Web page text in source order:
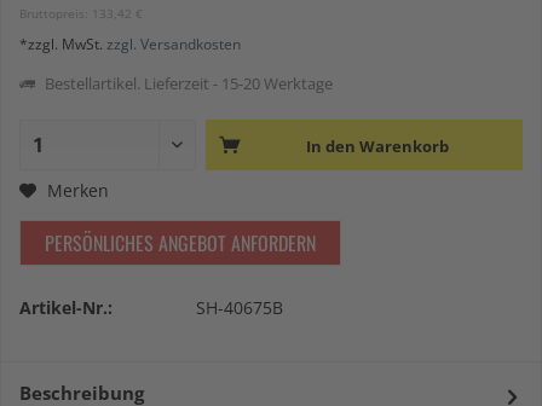
Bruttopreis: 133,42 €
*zzgl. MwSt. zzgl. Versandkosten
Bestellartikel. Lieferzeit - 15-20 Werktage
In den Warenkorb
Merken
PERSÖNLICHES ANGEBOT ANFORDERN
Artikel-Nr.: SH-40675B
Beschreibung